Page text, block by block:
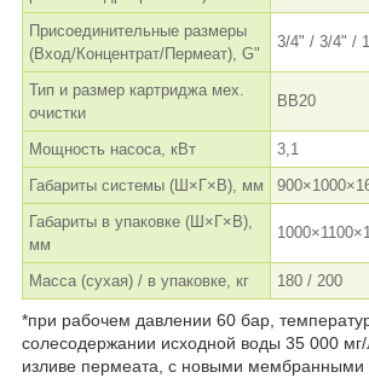
Присоединительные размеры
(Вход/Концентрат/Пермеат), G"
3/4" / 3/4" /
Тип и размер картриджа мех.
очистки
BB20
Мощность насоса, кВт
3,1
Габариты системы (Ш×Г×В), мм
Габариты в упаковке (Ш×Г×В),
мм
Масса (сухая) / в упаковке, кг 180 / 200
*при рабочем давлении 60 бар,
солесодержании исходной воды 35 000
изливе пермеата, с новыми мембранными